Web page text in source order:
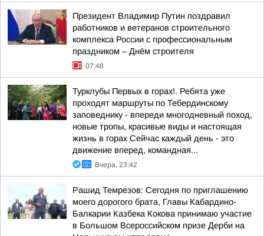
Президент Владимир Путин поздравил
работников и ветеранов строительного
комплекса России с профессиональным
праздником – Днём строителя
07:48
Турклубы Первых в горах!. Ребята уже
проходят маршруты по Тебердинскому
заповеднику - впереди многодневный поход,
новые тропы, красивые виды и настоящая
жизнь в горах Сейчас каждый день - это
движение вперед, командная...
Вчера, 23:42
Рашид Темрезов: Сегодня по приглашению
моего дорогого брата, Главы Кабардино-
Балкарии Казбека Кокова принимаю участие
в Большом Всероссийском призе Дерби на